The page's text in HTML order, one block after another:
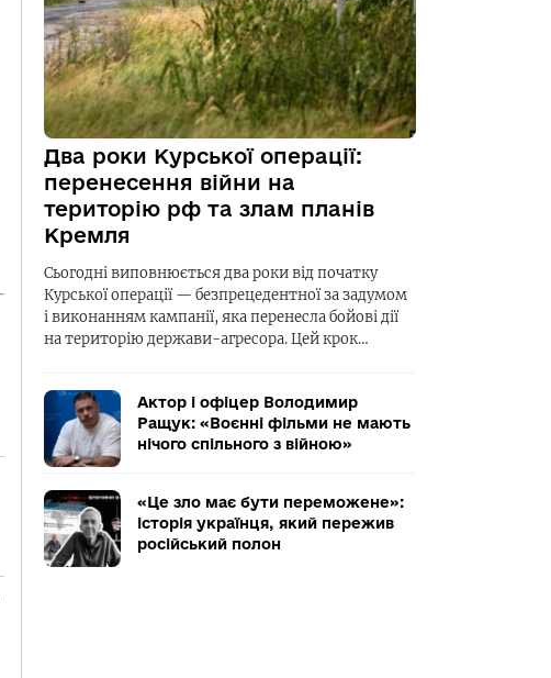
Два роки Курської операції:
перенесення війни на
територію рф та злам планів
Кремля
Сьогодні виповнюється два роки від початку
Курської операції — безпрецедентної за задумом
і виконанням кампанії, яка перенесла бойові дії
на територію держави-агресора. Цей крок…
Актор і офіцер Володимир
Ращук: «Воєнні фільми не мають
нічого спільного з війною»
«Це зло має бути переможене»:
історія українця, який пережив
російський полон